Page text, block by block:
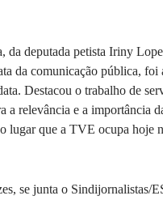
da deputada petista Iriny
da comunicação pública, foi
Destacou o trabalho de
a relevância e a importância
lugar que a TVE ocupa hoje
se junta o Sindijornalistas/